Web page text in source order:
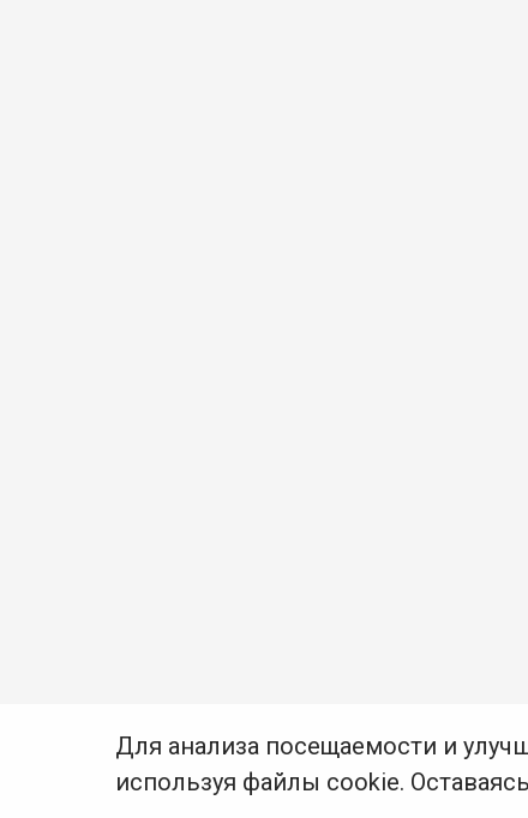
Для анализа посещаемости и
используя файлы cookie.